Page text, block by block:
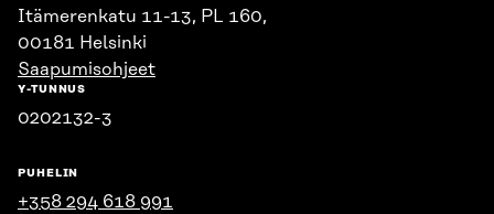
Itämerenkatu 11-13, PL 160,
00181 Helsinki
Saapumisohjeet
Y-TUNNUS
0202132-3
PUHELIN
+358 294 618 991